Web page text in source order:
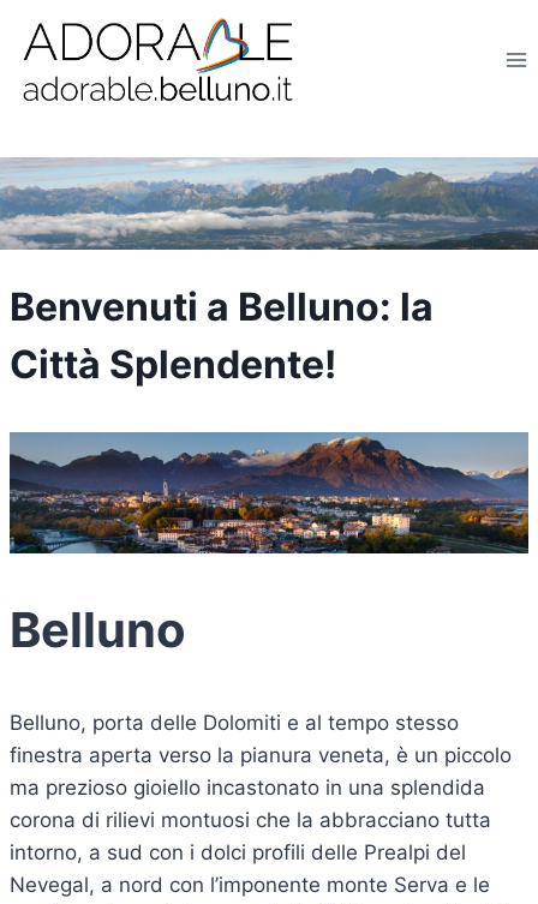
contenuto
Benvenuti a Belluno: la
Città Splendente!
Belluno
Belluno, porta delle Dolomiti e al tempo stesso
finestra aperta verso la pianura veneta, è un piccolo
ma prezioso gioiello incastonato in una splendida
corona di rilievi montuosi che la abbracciano tutta
intorno, a sud con i dolci profili delle Prealpi del
Nevegal, a nord con l’imponente monte Serva e le